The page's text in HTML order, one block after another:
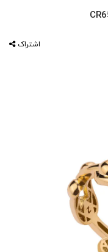
اشتراک